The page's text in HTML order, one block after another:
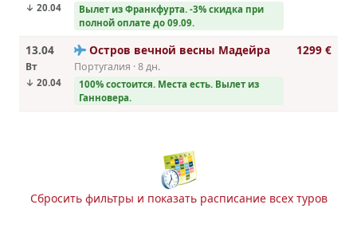
↓ 20.04
Вылет из Франкфурта. -3% скидка при
полной оплате до 09.09.
13.04
Вт
↓ 20.04
Остров вечной весны Мадейра
Португалия · 8 дн.
100% состоится. Места есть. Вылет из
Ганновера.
1299 €
Сбросить фильтры и показать расписание всех туров